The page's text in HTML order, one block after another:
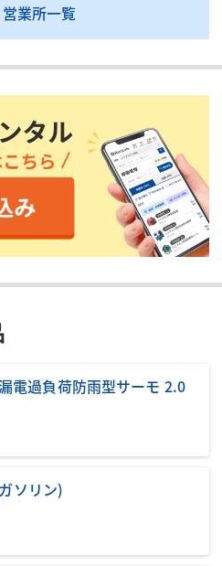
す。実際に納品されるものとは異なる場合
管のねじ切りに使われます。
ッチ付きの大型パ イ プマシンで
を搭載、3段階変速で高速ねじ切り
定/倣い(ダイヘッド)が両方使え
ます。
巻込みなど、ケガや事故に十分ご
業所一覧
電過負荷防雨型サーモ 2.0
ソリン)